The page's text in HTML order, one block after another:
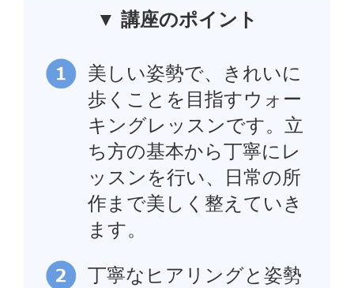
▼ 講座のポイント
美しい姿勢で、きれいに
歩くことを目指すウォー
キングレッスンです。立
ち方の基本から丁寧にレ
ッスンを行い、日常の所
作まで美しく整えていき
ます。
丁寧なヒアリングと姿勢